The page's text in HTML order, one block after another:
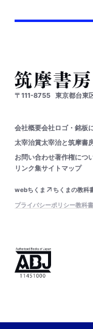
〒111-8755 東京都台東
会社概要会社ロゴ・銘板
太宰治賞太宰治と筑摩書
お問い合わせ著作権につ
リンク集サイトマップ
webちくま
ちくまの教科
プライバシーポリシー教科